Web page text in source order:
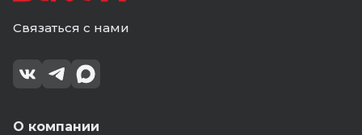
Связаться с нами
О компании